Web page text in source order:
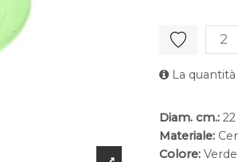
La
Diam. cm.: 22
Materiale:
Colore: